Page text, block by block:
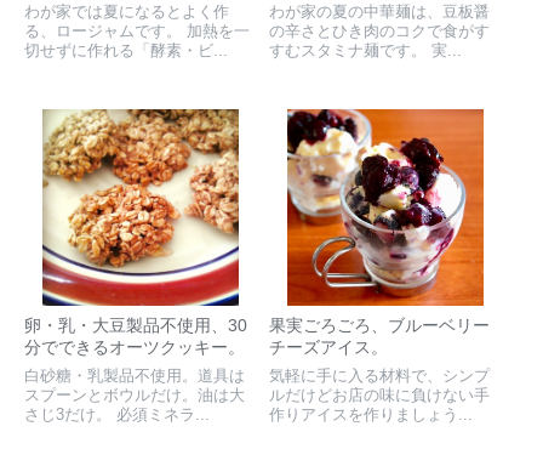
わが家では夏になるとよく作
る、ロージャムです。 加熱を一
切せずに作れる「酵素・ビ...
わが家の夏の中華麺は、豆板醤
の辛さとひき肉のコクで食がす
すむスタミナ麺です。 実...
卵・乳・大豆製品不使用、30
分でできるオーツクッキー。
白砂糖・乳製品不使用。道具は
スプーンとボウルだけ。油は大
さじ3だけ。 必須ミネラ...
果実ごろごろ、ブルーベリー
チーズアイス。
気軽に手に入る材料で、シンプ
ルだけどお店の味に負けない手
作りアイスを作りましょう...